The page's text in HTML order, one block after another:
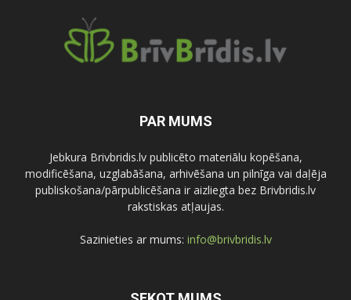
PAR MUMS
Jebkura Brivbridis.lv publicēto materiālu kopēšana,
modificēšana, uzglabāšana, arhivēšana un pilnīga vai daļēja
publiskošana/pārpublicēšana ir aizliegta bez Brivbridis.lv
rakstiskas atļaujas.
Sazinieties ar mums: info@brivbridis.lv